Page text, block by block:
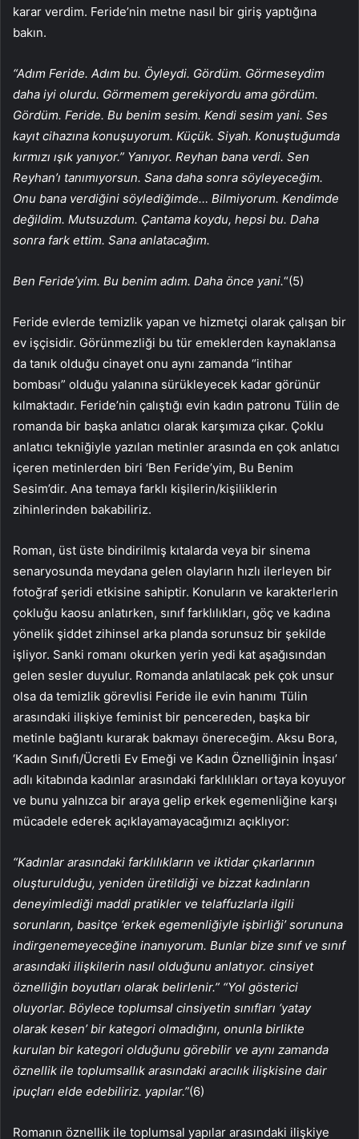
karar verdim. Feride’nin metne nasıl bir giriş yaptığına
bakın.
“Adım Feride. Adım bu. Öyleydi. Gördüm. Görmeseydim
daha iyi olurdu. Görmemem gerekiyordu ama gördüm.
Gördüm. Feride. Bu benim sesim. Kendi sesim yani. Ses
kayıt cihazına konuşuyorum. Küçük. Siyah. Konuştuğumda
kırmızı ışık yanıyor.” Yanıyor. Reyhan bana verdi. Sen
Reyhan’ı tanımıyorsun. Sana daha sonra söyleyeceğim.
Onu bana verdiğini söylediğimde… Bilmiyorum. Kendimde
değildim. Mutsuzdum. Çantama koydu, hepsi bu. Daha
sonra fark ettim. Sana anlatacağım.
Ben Feride’yim. Bu benim adım. Daha önce yani.“(5)
Feride evlerde temizlik yapan ve hizmetçi olarak çalışan bir
ev işçisidir. Görünmezliği bu tür emeklerden kaynaklansa
da tanık olduğu cinayet onu aynı zamanda “intihar
bombası” olduğu yalanına sürükleyecek kadar görünür
kılmaktadır. Feride’nin çalıştığı evin kadın patronu Tülin de
romanda bir başka anlatıcı olarak karşımıza çıkar. Çoklu
anlatıcı tekniğiyle yazılan metinler arasında en çok anlatıcı
içeren metinlerden biri ‘Ben Feride’yim, Bu Benim
Sesim’dir. Ana temaya farklı kişilerin/kişiliklerin
zihinlerinden bakabiliriz.
Roman, üst üste bindirilmiş kıtalarda veya bir sinema
senaryosunda meydana gelen olayların hızlı ilerleyen bir
fotoğraf şeridi etkisine sahiptir. Konuların ve karakterlerin
çokluğu kaosu anlatırken, sınıf farklılıkları, göç ve kadına
yönelik şiddet zihinsel arka planda sorunsuz bir şekilde
işliyor. Sanki romanı okurken yerin yedi kat aşağısından
gelen sesler duyulur. Romanda anlatılacak pek çok unsur
olsa da temizlik görevlisi Feride ile evin hanımı Tülin
arasındaki ilişkiye feminist bir pencereden, başka bir
metinle bağlantı kurarak bakmayı önereceğim. Aksu Bora,
‘Kadın Sınıfı/Ücretli Ev Emeği ve Kadın Öznelliğinin İnşası’
adlı kitabında kadınlar arasındaki farklılıkları ortaya koyuyor
ve bunu yalnızca bir araya gelip erkek egemenliğine karşı
mücadele ederek açıklayamayacağımızı açıklıyor:
“Kadınlar arasındaki farklılıkların ve iktidar çıkarlarının
oluşturulduğu, yeniden üretildiği ve bizzat kadınların
deneyimlediği maddi pratikler ve telaffuzlarla ilgili
sorunların, basitçe ‘erkek egemenliğiyle işbirliği’ sorununa
indirgenemeyeceğine inanıyorum. Bunlar bize sınıf ve sınıf
arasındaki ilişkilerin nasıl olduğunu anlatıyor. cinsiyet
öznelliğin boyutları olarak belirlenir.” “Yol gösterici
oluyorlar. Böylece toplumsal cinsiyetin sınıfları ‘yatay
olarak kesen’ bir kategori olmadığını, onunla birlikte
kurulan bir kategori olduğunu görebilir ve aynı zamanda
öznellik ile toplumsallık arasındaki aracılık ilişkisine dair
ipuçları elde edebiliriz. yapılar.”(6)
Romanın öznellik ile toplumsal yapılar arasındaki ilişkiye